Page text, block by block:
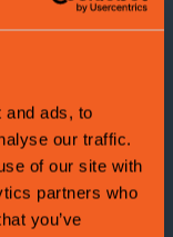
and ads, to
our traffic.
of our site with
partners who
you’ve
kvalitet.